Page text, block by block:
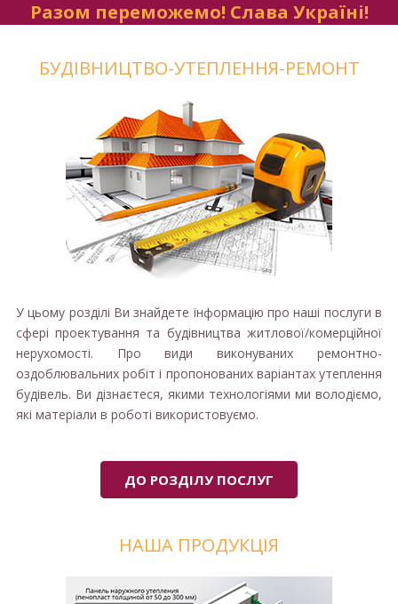
Разом переможемо! Слава Україні!
БУДІВНИЦТВО-УТЕПЛЕННЯ-РЕМОНТ
У цьому розділі Ви знайдете інформацію про наші послуги в
сфері проектування та будівництва житлової/комерційної
нерухомості. Про види виконуваних ремонтно-
оздоблювальних робіт і пропонованих варіантах утеплення
будівель. Ви дізнаєтеся, якими технологіями ми володіємо,
які матеріали в роботі використовуємо.
ДО РОЗДІЛУ ПОСЛУГ
НАША ПРОДУКЦІЯ